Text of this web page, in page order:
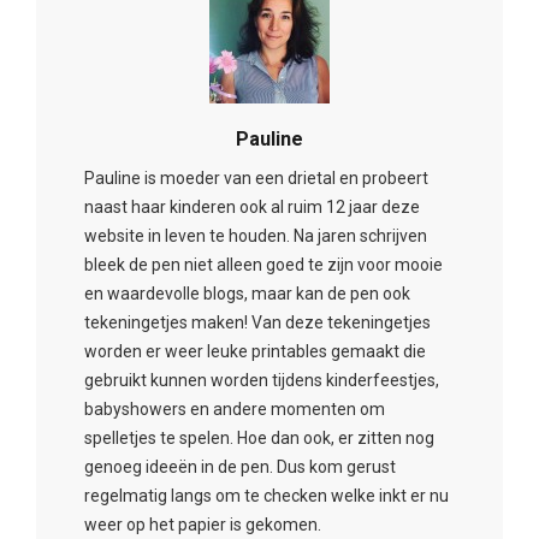
Pauline
Pauline is moeder van een drietal en probeert
naast haar kinderen ook al ruim 12 jaar deze
website in leven te houden. Na jaren schrijven
bleek de pen niet alleen goed te zijn voor mooie
en waardevolle blogs, maar kan de pen ook
tekeningetjes maken! Van deze tekeningetjes
worden er weer leuke printables gemaakt die
gebruikt kunnen worden tijdens kinderfeestjes,
babyshowers en andere momenten om
spelletjes te spelen. Hoe dan ook, er zitten nog
genoeg ideeën in de pen. Dus kom gerust
regelmatig langs om te checken welke inkt er nu
weer op het papier is gekomen.